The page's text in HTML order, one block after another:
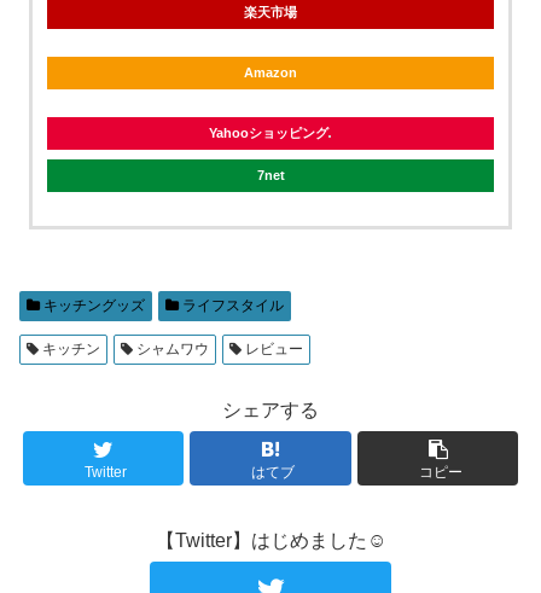
楽天市場
Amazon
Yahooショッピング
7net
キッチングッズ ライフスタイル
キッチン シャムワウ レビュー
シェアする
Twitter はてブ コピー
【Twitter】はじめました☺︎︎